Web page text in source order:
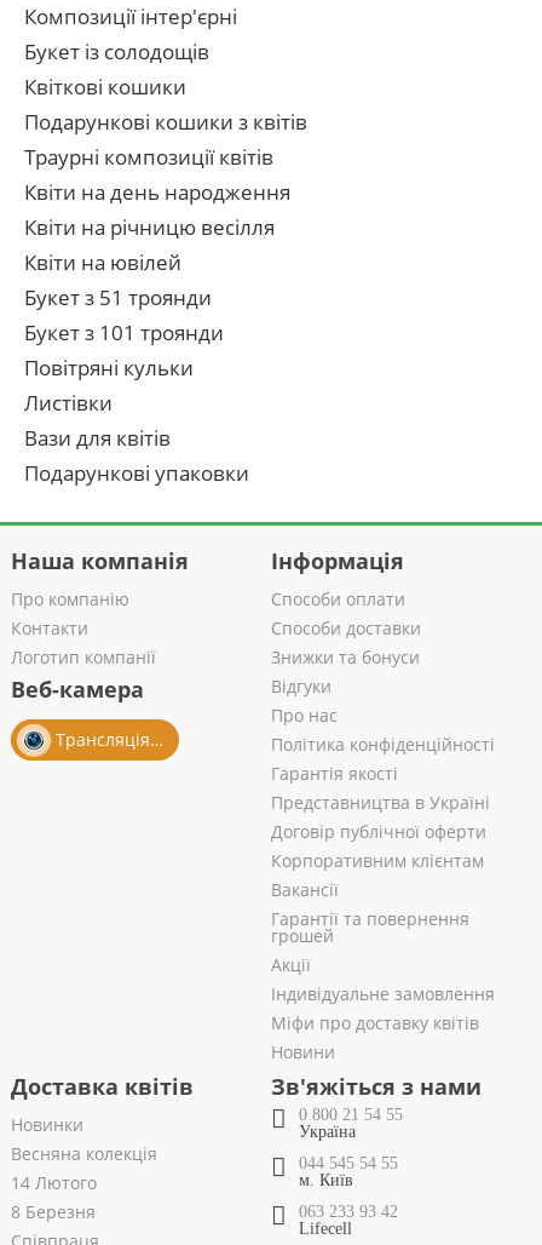
Композиції інтер'єрні
Букет із солодощів
Квіткові кошики
Подарункові кошики з квітів
Траурні композиції квітів
Квіти на день народження
Квіти на річницю весілля
Квіти на ювілей
Букет з 51 троянди
Букет з 101 троянди
Повітряні кульки
Листівки
Вази для квітів
Подарункові упаковки
Наша компанія
Про компанію
Контакти
Логотип компанії
Веб-камера
Трансляція із салону
Інформація
Способи оплати
Способи доставки
Знижки та бонуси
Відгуки
Про нас
Політика конфіденційності
Гарантія якості
Представництва в Україні
Договір публічної оферти
Корпоративним клієнтам
Вакансії
Гарантії та повернення
грошей
Акції
Індивідуальне замовлення
Міфи про доставку квітів
Новини
Доставка квітів
Новинки
Весняна колекція
14 Лютого
8 Березня
Зв'яжіться з нами
0 800 21 54 55
Україна
044 545 54 55
м. Київ
063 233 93 42
Lifecell